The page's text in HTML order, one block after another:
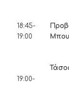
18:45-
19:00
19:00-